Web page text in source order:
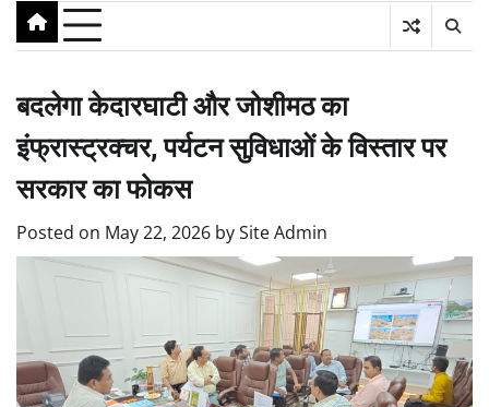
बदलेगा केदारघाटी और जोशीमठ का
इंफ्रास्ट्रक्चर, पर्यटन सुविधाओं के विस्तार पर
सरकार का फोकस
Posted on May 22, 2026 bySite Admin